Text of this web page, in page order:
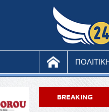
BREAKING
μοναχός συνελήφθη μετά